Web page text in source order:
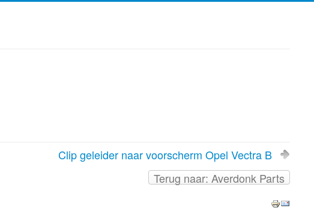
Clip geleider naar voorscherm Opel Vectra B
Terug naar: Averdonk Parts